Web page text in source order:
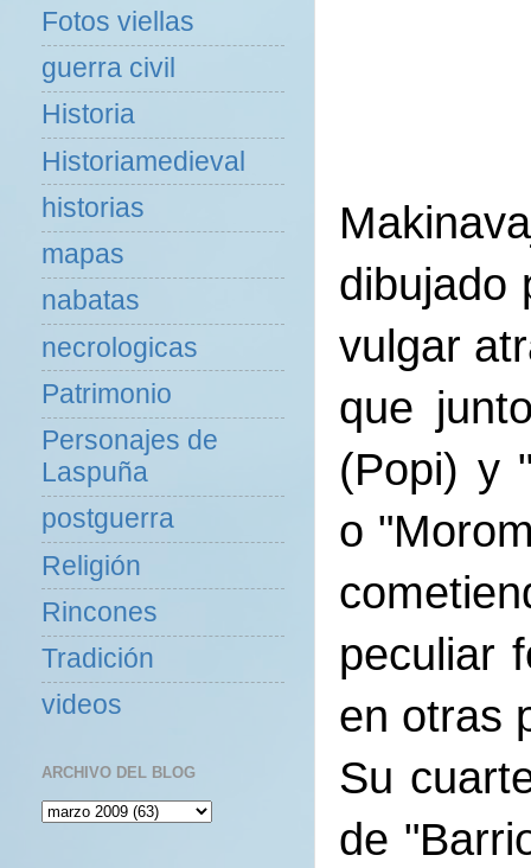
dibujado
vulgar
que
(Popi) y
o
peculiar
en otras
Su
de
Fotos viellas
guerra civil
Historia
Historiamedieval
historias
mapas
nabatas
necrologicas
Patrimonio
Personajes de
Laspuña
postguerra
Religión
Rincones
Tradición
videos
ARCHIVO DEL BLOG